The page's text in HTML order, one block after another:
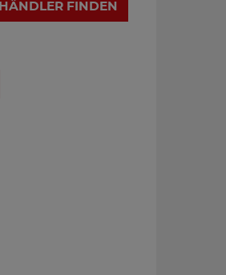
HÄNDLER FINDEN